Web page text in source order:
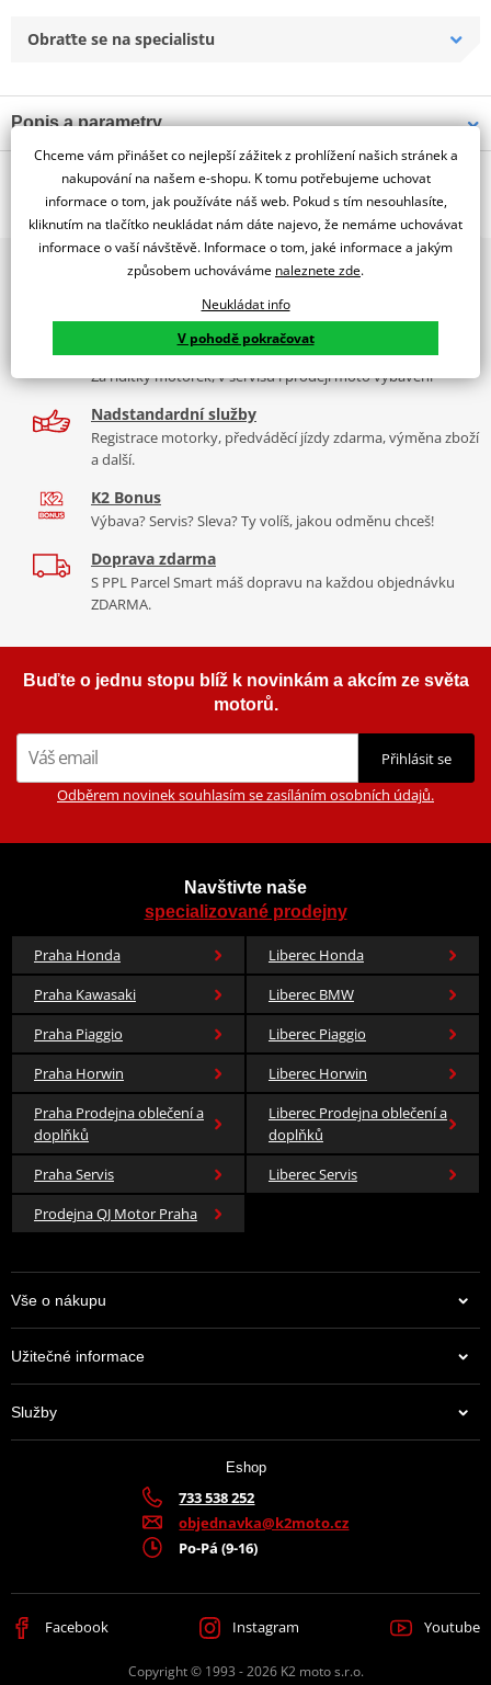
Obraťte se na specialistu
Popis a parametry
Jsme autorizovaný
dealer značky PUIG
TOURING SCREEN MVAGUSTA TURISMO VELOCE 800 14-17
Tabulka velikostí
Co když mi to nebude
O výrobci
PUIG byl založen v roce 1964 ve Španělsku. Vyrábí se ve městě
Granollers poblíž Barcelony na ploše 8 000 m² v objektu, který se
dělí na 3 části: komerční, odlitkovou a kovových součástek. Již 40
let se účastní nejslavnějších závodů motocyklů po celém světě. V
naší nabídce naleznete doplňky a příslušenství například: plexi,
padací protektory a mnoho dalšího.
Zobrazit všechny produktyznačky PUIG
2x multibrand showroom
díly, to vše v Praze a Liberci
Více než 30 let zkušeností
Za řídítky motorek, v servisu i prodeji moto vybavení
Nadstandardní služby
Registrace motorky, předváděcí jízdy zdarma, výměna zboží
a další.
K2 Bonus
Výbava? Servis? Sleva? Ty volíš, jakou odměnu chceš!
Doprava zdarma
S PPL Parcel Smart máš dopravu na každou objednávku
ZDARMA.
Buďte o jednu stopu blíž k novinkám a akcím ze světa
motorů.
Přihlásit se
Odběrem novinek souhlasím se zasíláním osobních údajů.
Navštivte naše
specializované prodejny
Praha Honda
Liberec Honda
Praha Kawasaki
Liberec BMW
Praha Piaggio
Liberec Piaggio
Praha Horwin
Liberec Horwin
Praha Prodejna oblečení a
doplňků
Liberec Prodejna oblečení a
doplňků
Praha Servis
Liberec Servis
Prodejna QJ Motor Praha
Vše o nákupu
Užitečné informace
Služby
Eshop
733 538 252
objednavka@k2moto.cz
Po-Pá (9-16)
Facebook Instagram Youtube
Copyright © 1993 - 2026 K2 moto s.r.o.
Chceme vám přinášet co nejlepší zážitek z prohlížení našich stránek a
nakupování na našem e-shopu. K tomu potřebujeme uchovat
informace o tom, jak používáte náš web. Pokud s tím nesouhlasíte,
kliknutím na tlačítko neukládat nám dáte najevo, že nemáme uchovávat
informace o vaší návštěvě. Informace o tom, jaké informace a jakým
způsobem uchováváme naleznete zde.
Neukládat info
V pohodě pokračovat